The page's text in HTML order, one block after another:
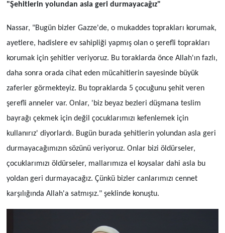
"Şehitlerin yolundan asla geri durmayacağız"
Nassar, "Bugün bizler Gazze'de, o mukaddes toprakları korumak,
ayetlere, hadislere ev sahipliği yapmış olan o şerefli toprakları
korumak için şehitler veriyoruz. Bu toraklarda önce Allah'ın fazlı,
daha sonra orada cihat eden mücahitlerin sayesinde büyük
zaferler görmekteyiz. Bu topraklarda 5 çocuğunu şehit veren
şerefli anneler var. Onlar, 'biz beyaz bezleri düşmana teslim
bayrağı çekmek için değil çocuklarımızı kefenlemek için
kullanırız' diyorlardı. Bugün burada şehitlerin yolundan asla geri
durmayacağımızın sözünü veriyoruz. Onlar bizi öldürseler,
çocuklarımızı öldürseler, mallarımıza el koysalar dahi asla bu
yoldan geri durmayacağız. Çünkü bizler canlarımızı cennet
karşılığında Allah'a satmışız." şeklinde konuştu.